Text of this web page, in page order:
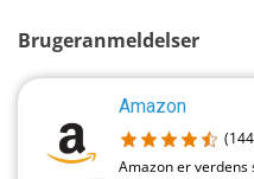
Brugeranmeldelser
Amazon
Amazon er